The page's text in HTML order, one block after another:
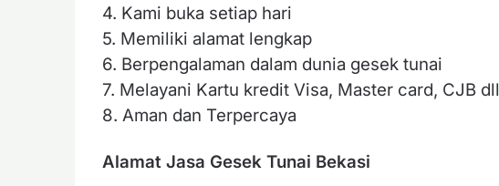
4. Kami buka setiap hari
5. Memiliki alamat lengkap
6. Berpengalaman dalam dunia gesek tunai
7. Melayani Kartu kredit Visa, Master card, CJB dll
8. Aman dan Terpercaya
Alamat Jasa Gesek Tunai Bekasi